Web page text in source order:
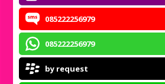
085222256979
085222256979
by request